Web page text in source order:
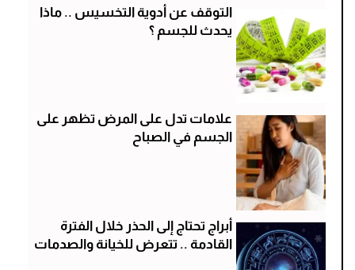
التوقف عن أدوية التخسيس .. ماذا
يحدث للجسم ؟
علامات تدل على المرض تظهر على
الجسم في الصباح
أبراج تحتاج إلى الحذر خلال الفترة
القادمة .. تتعرض للخيانة والصدمات